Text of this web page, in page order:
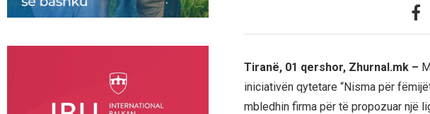
Tiranë, 01 qershor, Zhurnal.mk –
iniciativën qytetare “Nisma për
mbledhin firma për të propozuar një